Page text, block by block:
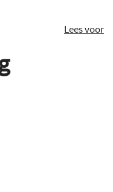
Lees voor